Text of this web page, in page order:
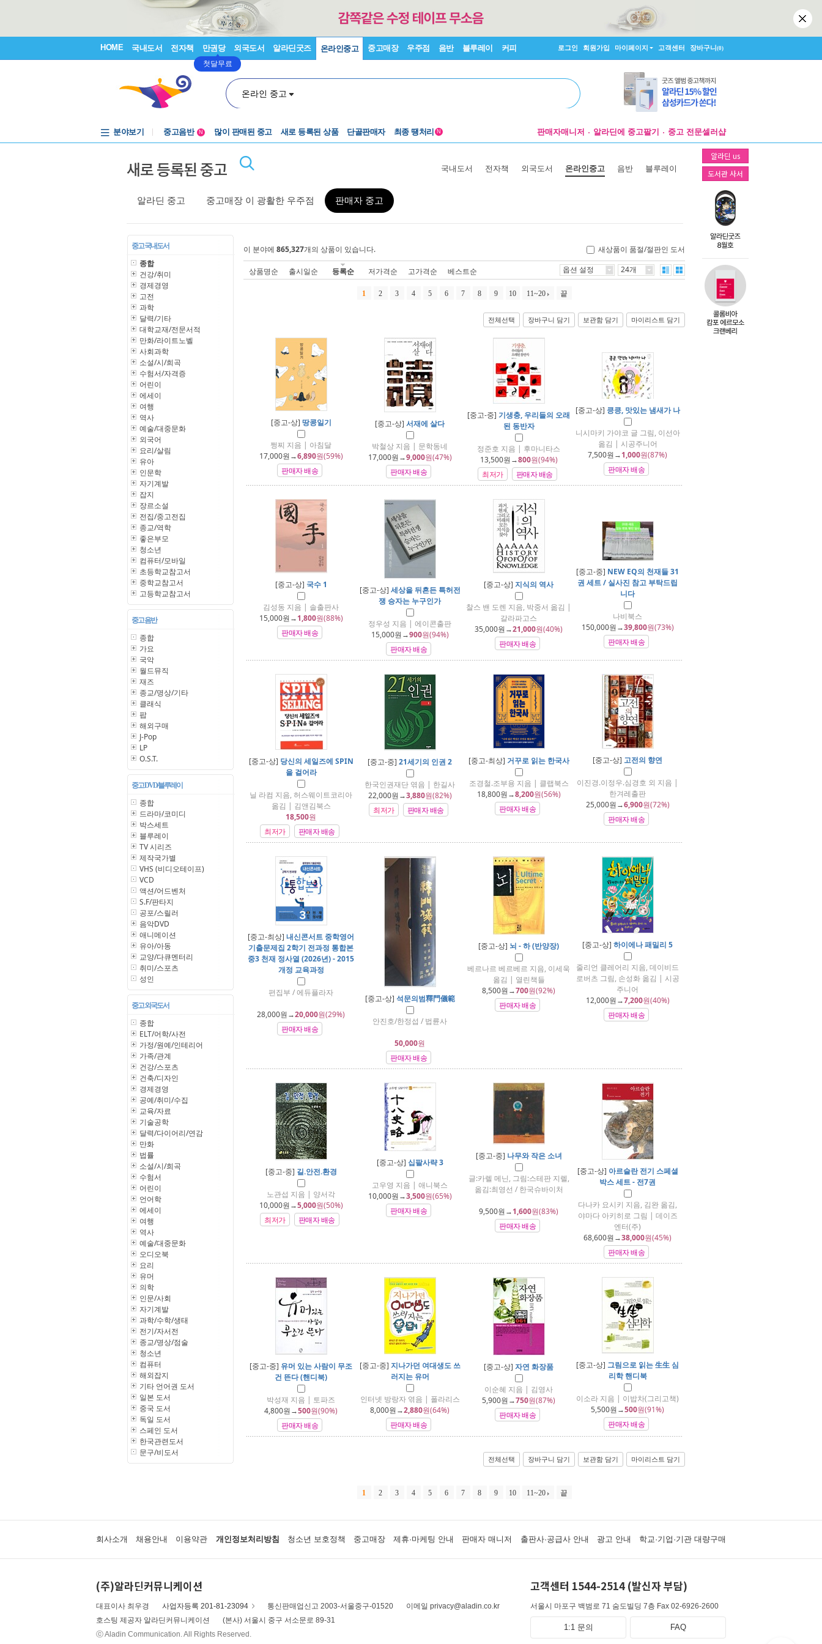
HOME 국내도서 전자책 만권당
첫달무료
외국도서 알라딘굿즈 온라인중고 중고매장 우주점 음반 블루레이 커피 로그인 회원가입 마이페이지 고객센터 장바구니(0)
온라인 중고
분야보기
중고음반
중고음반
N 많이 판매된 중고 새로 등록된 상품 단골판매자 최종 땡처리 N 판매자매니저 알라딘에 중고팔기 중고 전문셀러샵
알라딘 us
도서관 사서
새로 등록된 중고 국내도서 전자책 외국도서 온라인중고 음반 블루레이
알라딘 중고 중고매장 이 광활한 우주점 판매자 중고
중고 국내도서
종합
건강/취미
경제경영
고전
과학
달력/기타
대학교재/전문서적
만화/라이트노벨
사회과학
소설/시/희곡
수험서/자격증
어린이
에세이
여행
역사
예술/대중문화
외국어
요리/살림
유아
인문학
자기계발
잡지
장르소설
전집/중고전집
종교/역학
좋은부모
청소년
컴퓨터/모바일
초등학교참고서
중학교참고서
고등학교참고서
중고 음반
종합
가요
국악
월드뮤직
재즈
종교/명상/기타
클래식
팝
해외구매
J-Pop
LP
O.S.T.
중고 DVD/블루레이
종합
드라마/코미디
박스세트
블루레이
TV 시리즈
제작국가별
VHS (비디오테이프)
VCD
액션/어드벤처
S.F/판타지
공포/스릴러
음악DVD
애니메이션
유아/아동
교양/다큐멘터리
취미/스포츠
성인
중고 외국도서
종합
ELT/어학/사전
가정/원예/인테리어
가족/관계
건강/스포츠
건축/디자인
경제경영
공예/취미/수집
교육/자료
기술공학
달력/다이어리/연감
만화
법률
소설/시/희곡
수험서
어린이
언어학
에세이
여행
역사
예술/대중문화
오디오북
요리
유머
의학
인문/사회
자기계발
과학/수학/생태
전기/자서전
종교/명상/점술
청소년
컴퓨터
해외잡지
기타 언어권 도서
일본 도서
중국 도서
독일 도서
스페인 도서
한국관련도서
문구/비도서
이 분야에 865,327개의 상품이 있습니다. 새상품이 품절/절판인 도서
상품명순 출시일순 등록순 저가격순 고가격순 베스트순 옵션 설정 24개
1 2 3 4 5 6 7 8 9 10 11~20 끝
전체선택 장바구니 담기 보관함 담기 마이리스트 담기
[중고-상] 땅콩일기
쩡찌 지음 | 아침달
17,000원→6,890원(59%)
판매자 배송
[중고-상] 서재에 살다
박철상 지음 | 문학동네
17,000원→9,000원(47%)
판매자 배송
[중고-중] 기생충, 우리들의 오래
된 동반자
정준호 지음 | 후마니타스
13,500원→800원(94%)
최저가
판매자 배송
[중고-상] 킁킁, 맛있는 냄새가 나
니시마키 가야코 글 그림, 이선아
옮김 | 시공주니어
7,500원→1,000원(87%)
판매자 배송
[중고-상] 국수 1
김성동 지음 | 솔출판사
15,000원→1,800원(88%)
판매자 배송
[중고-상] 세상을 뒤흔든 특허전
쟁 승자는 누구인가
정우성 지음 | 에이콘출판
15,000원→900원(94%)
판매자 배송
[중고-상] 지식의 역사
찰스 밴 도렌 지음, 박중서 옮김 |
갈라파고스
35,000원→21,000원(40%)
판매자 배송
[중고-중] NEW EQ의 천재들 31
권 세트 / 실사진 참고 부탁드립
니다
나비북스
150,000원→39,800원(73%)
판매자 배송
[중고-상] 당신의 세일즈에 SPIN
을 걸어라
닐 라컴 지음, 허스웨이트코리아
옮김 | 김앤김북스
18,500원
최저가
판매자 배송
[중고-중] 21세기의 인권 2
한국인권재단 엮음 | 한길사
22,000원→3,880원(82%)
최저가
판매자 배송
[중고-최상] 거꾸로 읽는 한국사
조경철.조부용 지음 | 클랩북스
18,800원→8,200원(56%)
판매자 배송
[중고-상] 고전의 향연
이진경.이정우.심경호 외 지음 |
한겨레출판
25,000원→6,900원(72%)
판매자 배송
[중고-최상] 내신콘서트 중학영어
기출문제집 2학기 전과정 통합본
중3 천재 정사열 (2026년) - 2015
개정 교육과정
편집부 / 에듀플라자
28,000원→20,000원(29%)
판매자 배송
[중고-상] 석문의범釋門儀範
안진호/한정섭 / 법륜사
50,000원
판매자 배송
[중고-상] 뇌 - 하 (반양장)
베르나르 베르베르 지음, 이세욱
옮김 | 열린책들
8,500원→700원(92%)
판매자 배송
[중고-상] 하이에나 패밀리 5
줄리언 클레어리 지음, 데이비드
로버츠 그림, 손성화 옮김 | 시공
주니어
12,000원→7,200원(40%)
판매자 배송
[중고-중] 길.안전.환경
노관섭 지음 | 양서각
10,000원→5,000원(50%)
최저가
판매자 배송
[중고-상] 십팔사략 3
고우영 지음 | 애니북스
10,000원→3,500원(65%)
판매자 배송
[중고-중] 나무와 작은 소녀
글:카렐 메닌, 그림:스테판 지렐,
옮김:최영선 / 한국슈바이처
9,500원→1,600원(83%)
판매자 배송
[중고-상] 아르슬란 전기 스페셜
박스 세트 - 전7권
다나카 요시키 지음, 김완 옮김,
야마다 아키히로 그림 | 데이즈
엔터(주)
68,600원→38,000원(45%)
판매자 배송
[중고-중] 유머 있는 사람이 무조
건 뜬다 (핸디북)
박성재 지음 | 토파즈
4,800원→500원(90%)
판매자 배송
[중고-중] 지나가던 여대생도 쓰
러지는 유머
인터넷 방랑자 엮음 | 폴라리스
8,000원→2,880원(64%)
판매자 배송
[중고-상] 자연 화장품
이순혜 지음 | 김영사
5,900원→750원(87%)
판매자 배송
[중고-상] 그림으로 읽는 生生 심
리학 핸디북
이소라 지음 | 이밥차(그리고책)
5,500원→500원(91%)
판매자 배송
전체선택 장바구니 담기 보관함 담기 마이리스트 담기
1 2 3 4 5 6 7 8 9 10 11~20 끝
회사소개 채용안내 이용약관 개인정보처리방침 청소년 보호정책 중고매장 제휴·마케팅 안내 판매자 매니저 출판사·공급사 안내 광고 안내 학교·기업·기관 대량구매
(주)알라딘커뮤니케이션
대표이사 최우경 사업자등록 201-81-23094 통신판매업신고 2003-서울중구-01520
이메일 privacy@aladin.co.kr
호스팅 제공자 알라딘커뮤니케이션
(본사) 서울시 중구 서소문로 89-31
ⓒ Aladin Communication. All Rights Reserved.
고객센터 1544-2514 (발신자 부담)
서울시 마포구 백범로 71 숨도빌딩 7층 Fax 02-6926-2600
1:1 문의 FAQ